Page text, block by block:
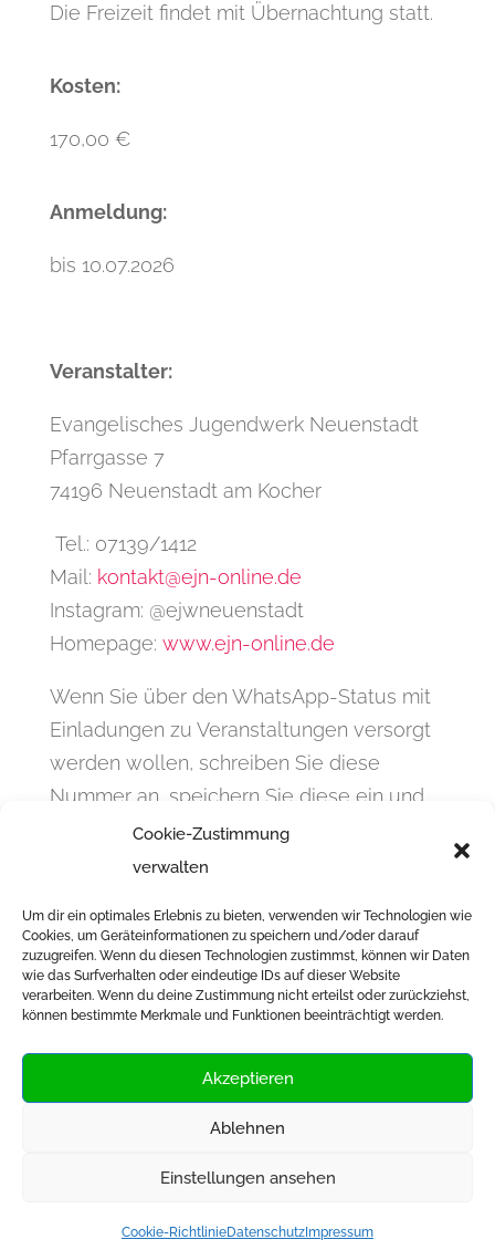
Cookie-Zustimmung
verwalten
Um dir ein optimales Erlebnis zu bieten, verwenden wir Technologien wie
Cookies, um Geräteinformationen zu speichern und/oder darauf
zuzugreifen. Wenn du diesen Technologien zustimmst, können wir Daten
wie das Surfverhalten oder eindeutige IDs auf dieser Website
verarbeiten. Wenn du deine Zustimmung nicht erteilst oder zurückziehst,
können bestimmte Merkmale und Funktionen beeinträchtigt werden.
Akzeptieren
Ablehnen
Einstellungen ansehen
Cookie-RichtlinieDatenschutz Impressum
Die Freizeit findet mit Übernachtung statt.
Kosten:
170,00 €
Anmeldung:
bis 10.07.2026
Veranstalter:
Evangelisches Jugendwerk Neuenstadt
Pfarrgasse 7
74196 Neuenstadt am Kocher
Tel.: 07139/1412
Mail: kontakt@ejn-online.de
Instagram: @ejwneuenstadt
Homepage: www.ejn-online.de
Wenn Sie über den WhatsApp-Status mit
Einladungen zu Veranstaltungen versorgt
werden wollen, schreiben Sie diese
Nummer an, speichern Sie diese ein und
sehen über den Status unsere Flyer: 0152
3689 4365
Infos & Anmeldung